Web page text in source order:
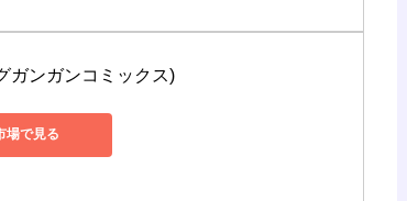
ガンガンコミックス)
場で見る